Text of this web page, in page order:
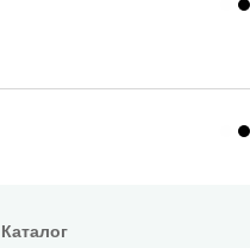
Каталог